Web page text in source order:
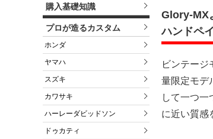
購入基礎知識
プロが造るカスタム
ホンダ
ヤマハ
スズキ
カワサキ
ハーレーダビッドソン
ドゥカティ
Glory-MX
ハンドペ
ビンテージ
量限定モデ
して一つ一
に近い質感